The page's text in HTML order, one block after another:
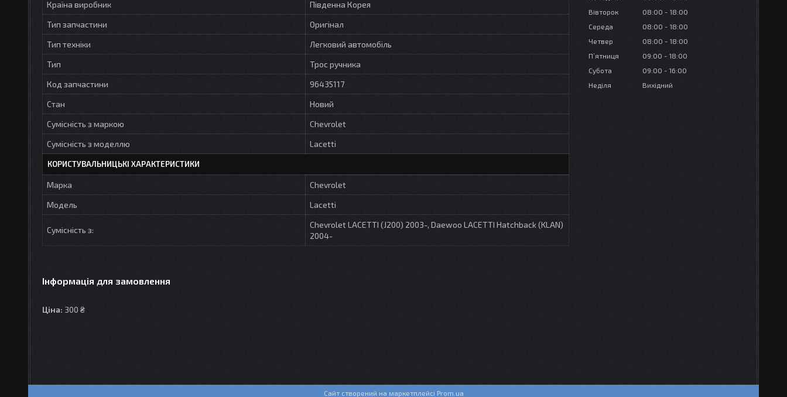
Країна виробник
Південна Корея
Тип запчастини
Оригінал
Тип техніки
Легковий автомобіль
Тип
Трос ручника
Код запчастини
96435117
Стан
Новий
Сумісність з маркою
Chevrolet
Сумісність з моделлю
Lacetti
КОРИСТУВАЛЬНИЦЬКІ ХАРАКТЕРИСТИКИ
Марка
Chevrolet
Модель
Lacetti
Сумісність з:
Chevrolet LACETTI (J200) 2003-, Daewoo LACETTI Hatchback (KLAN)
2004-
Інформація для замовлення
Ціна: 300 ₴
Вівторок
08:00
18:00
Середа
08:00
18:00
Четвер
08:00
18:00
Пʼятниця
09:00
18:00
Субота
09:00
16:00
Неділя
Вихідний
Сайт створений на маркетплейсі Prom.ua